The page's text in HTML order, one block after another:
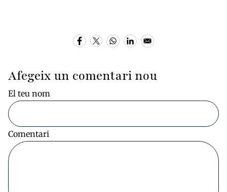
Afegeix un comentari nou
El teu nom
Comentari